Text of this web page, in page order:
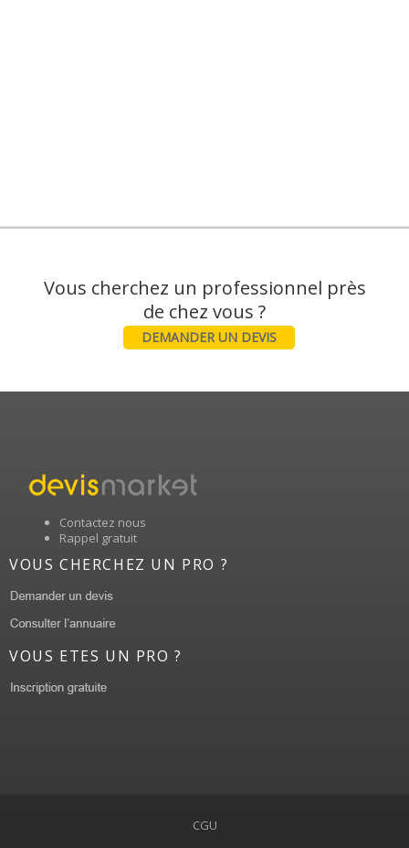
Vous cherchez un professionnel près
DEMANDER UN DEVIS
Contactez nous
Rappel gratuit
VOUS CHERCHEZ UN PRO ?
VOUS ETES UN PRO ?
CGU